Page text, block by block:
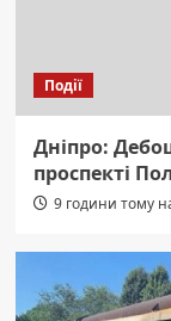
Події
Дніпро:
проспекті
9 години тому